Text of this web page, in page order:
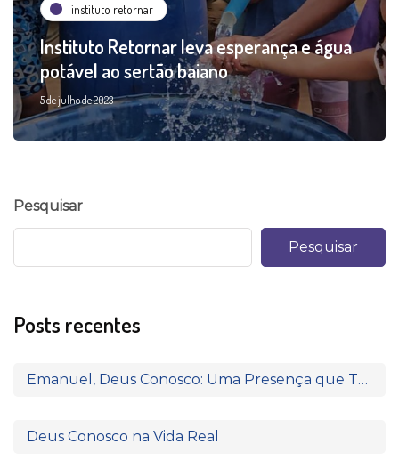
instituto retornar
Instituto Retornar leva esperança e água
potável ao sertão baiano
5 de julho de 2023
Pesquisar
Pesquisar
Posts recentes
Emanuel, Deus Conosco: Uma Presença que Transforma
Deus Conosco na Vida Real